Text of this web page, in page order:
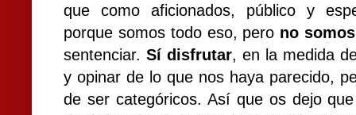
que como aficionados, público y
porque somos todo eso, pero no
sentenciar. Sí disfrutar, en la medida
y opinar de lo que nos haya parecido,
de ser categóricos. Así que os dejo